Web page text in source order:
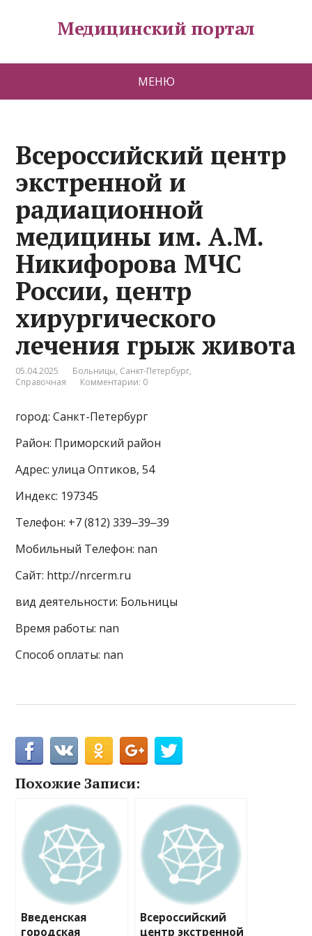
Медицинский портал
МЕНЮ
Всероссийский центр
экстренной и
радиационной
медицины им. А.М.
Никифорова МЧС
России, центр
хирургического
лечения грыж живота
05.04.2025 Больницы, Санкт-Петербург,
Справочная
Комментарии: 0
город: Санкт-Петербург
Район: Приморский район
Адрес: улица Оптиков, 54
Индекс: 197345
Телефон: +7 (812) 339‒39‒39
Мобильный Телефон: nan
Сайт: http://nrcerm.ru
вид деятельности: Больницы
Время работы: nan
Способ оплаты: nan
Похожие Записи:
Введенская
городская
Всероссийский
центр экстренной